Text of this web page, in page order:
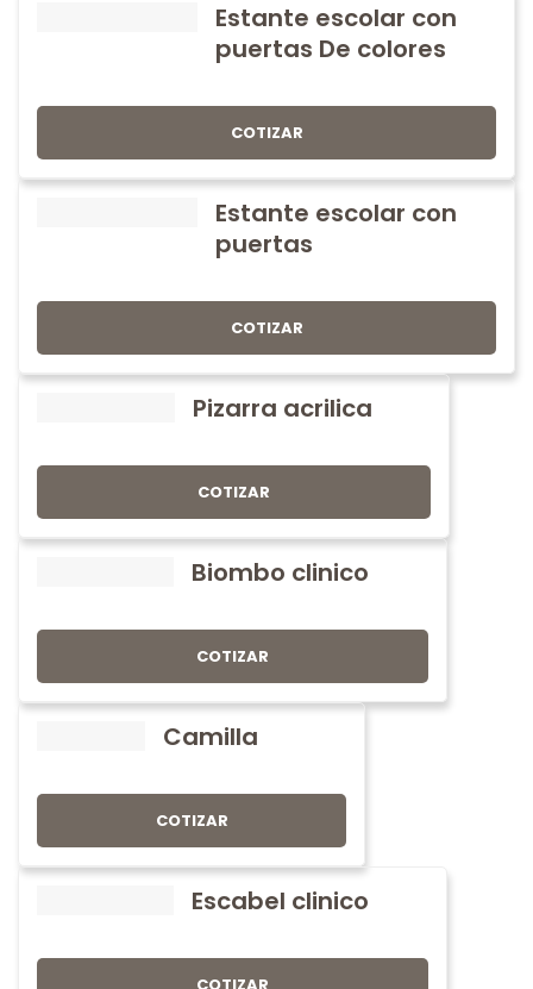
Estante escolar con
puertas De colores
COTIZAR
Estante escolar con
puertas
COTIZAR
Pizarra acrilica
COTIZAR
Biombo clinico
COTIZAR
Camilla
COTIZAR
Escabel clinico